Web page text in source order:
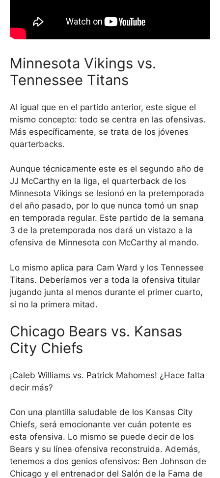
Minnesota Vikings vs.
Tennessee Titans
Al igual que en el partido anterior, este sigue el
mismo concepto: todo se centra en las ofensivas.
Más específicamente, se trata de los jóvenes
quarterbacks.
Aunque técnicamente este es el segundo año de
JJ McCarthy en la liga, el quarterback de los
Minnesota Vikings se lesionó en la pretemporada
del año pasado, por lo que nunca tomó un snap
en temporada regular. Este partido de la semana
3 de la pretemporada nos dará un vistazo a la
ofensiva de Minnesota con McCarthy al mando.
Lo mismo aplica para Cam Ward y los Tennessee
Titans. Deberíamos ver a toda la ofensiva titular
jugando junta al menos durante el primer cuarto,
si no la primera mitad.
Chicago Bears vs. Kansas
City Chiefs
¡Caleb Williams vs. Patrick Mahomes! ¿Hace falta
decir más?
Con una plantilla saludable de los Kansas City
Chiefs, será emocionante ver cuán potente es
esta ofensiva. Lo mismo se puede decir de los
Bears y su línea ofensiva reconstruida. Además,
tenemos a dos genios ofensivos: Ben Johnson de
Chicago y el entrenador del Salón de la Fama de